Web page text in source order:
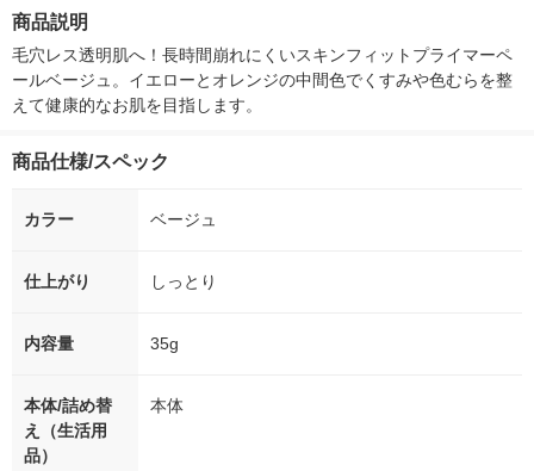
商品説明
毛穴レス透明肌へ！長時間崩れにくいスキンフィットプライマーペ
ールベージュ。イエローとオレンジの中間色でくすみや色むらを整
えて健康的なお肌を目指します。
商品仕様/スペック
カラー ベージュ
仕上がり しっとり
内容量 35g
本体/詰め替
え（生活用
品）
本体